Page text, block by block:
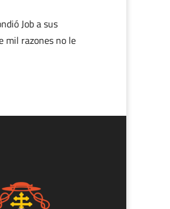
Job a sus
mil razones no le